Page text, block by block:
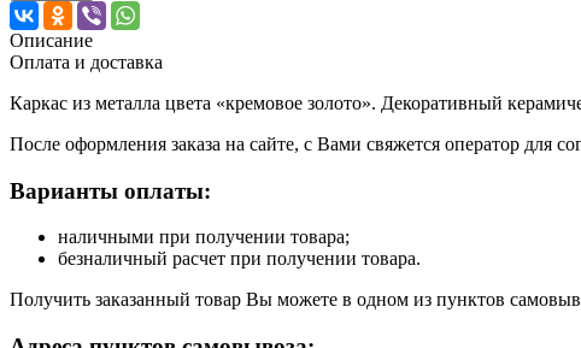
Описание
Оплата и доставка
Каркас из металла цвета «кремовое золото». Декоративный
После оформления заказа на сайте, с Вами свяжется оператор для
Варианты оплаты:
наличными при получении товара;
безналичный расчет при получении товара.
Получить заказанный товар Вы можете в одном из пунктов